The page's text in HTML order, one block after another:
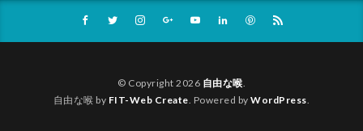
© Copyright 2026 自由な喉.
自由な喉 by FIT-Web Create. Powered byWordPress.